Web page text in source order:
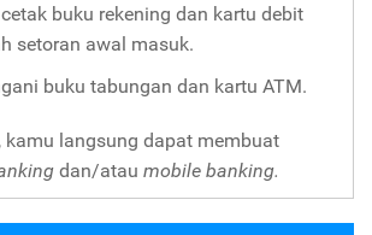
buku rekening dan kartu debit
setoran awal masuk.
buku tabungan dan kartu ATM.
kamu langsung dapat membuat
dan/atau mobile banking.